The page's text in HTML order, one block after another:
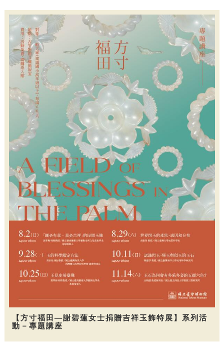
【方寸福田—謝碧蓮女士捐贈吉祥玉飾特展】系列活
動－專題講座